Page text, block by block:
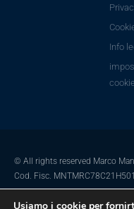
Info
cookie
© All rights reserved Marco
Cod. Fisc.
Usiamo i cookie per